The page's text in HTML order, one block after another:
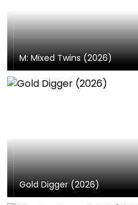
M: Mixed Twins (2026)
Gold Digger (2026)